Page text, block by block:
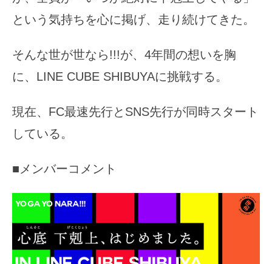
という気持ちを心に掲げ、走り続けてきた。
そんな世が世なら!!!が、4年間の想いを胸
に、LINE CUBE SHIBUYAに挑戦する。
現在、FC最速先行とSNS先行が同時スタート
している。
■メンバーコメント